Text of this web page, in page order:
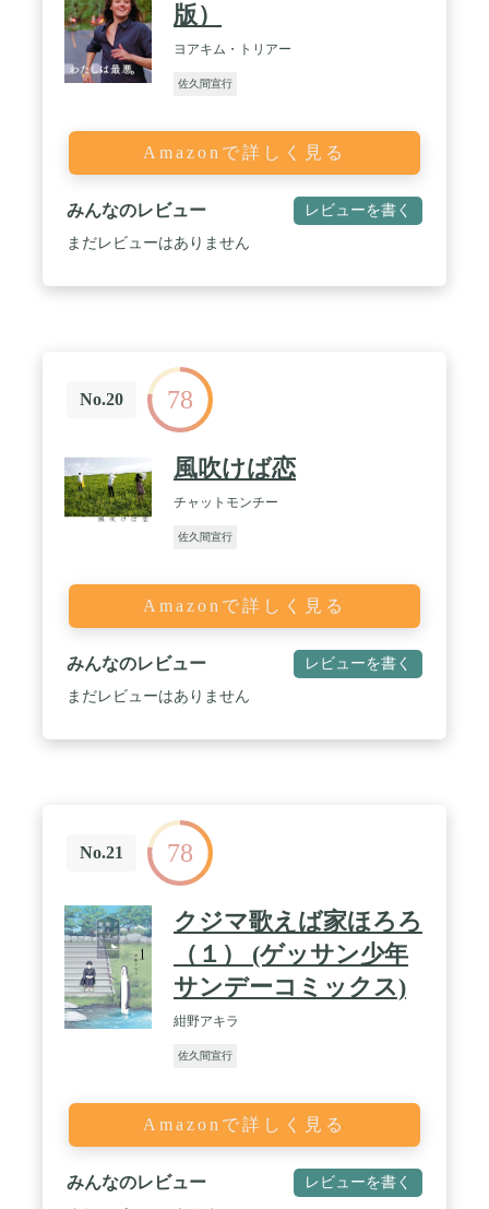
版）
ヨアキム・トリアー
佐久間宣行
Amazonで詳しく見る
みんなのレビュー レビューを書く
まだレビューはありません
No.20 78
風吹けば恋
チャットモンチー
佐久間宣行
Amazonで詳しく見る
みんなのレビュー レビューを書く
まだレビューはありません
No.21 78
クジマ歌えば家ほろろ
（１） (ゲッサン少年
サンデーコミックス)
紺野アキラ
佐久間宣行
Amazonで詳しく見る
みんなのレビュー レビューを書く